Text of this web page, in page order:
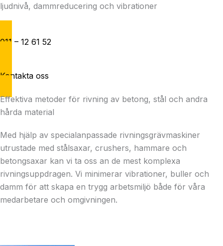
ljudnivå, dammreducering och vibrationer
011 – 12 61 52
Kontakta oss
Effektiva metoder för rivning av betong, stål och andra
hårda material
Med hjälp av specialanpassade rivningsgrävmaskiner
utrustade med stålsaxar, crushers, hammare och
betongsaxar kan vi ta oss an de mest komplexa
rivningsuppdragen. Vi minimerar vibrationer, buller och
damm för att skapa en trygg arbetsmiljö både för våra
medarbetare och omgivningen.